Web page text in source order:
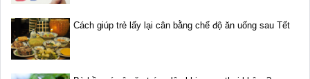
Cách giúp trẻ lấy lại cân bằng chế độ ăn uống sau Tết